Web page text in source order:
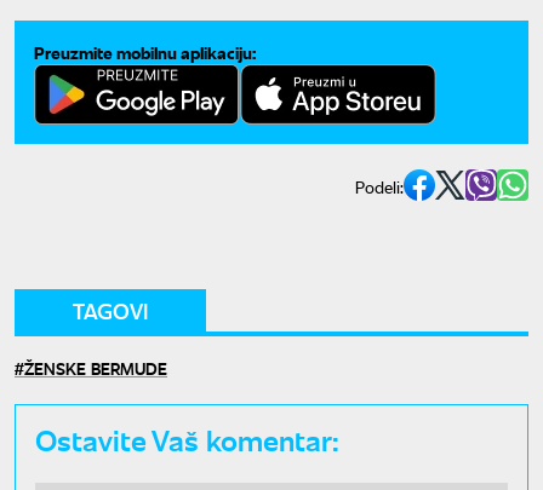
Preuzmite mobilnu aplikaciju:
Podeli:
TAGOVI
ŽENSKE BERMUDE
Ostavite Vaš komentar: